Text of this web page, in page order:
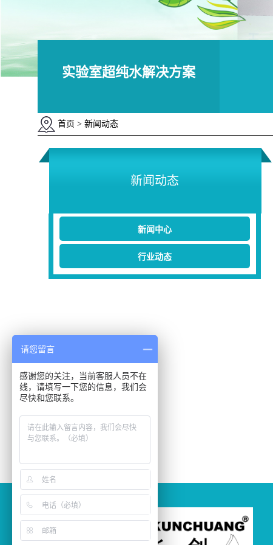
实验室超纯水解决方案
首页 > 新闻动态
新闻动态
新闻中心
行业动态
请您留言
感谢您的关注，当前客服人员不在
线，请填写一下您的信息，我们会
尽快和您联系。